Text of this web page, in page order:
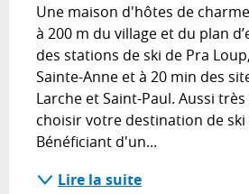
Une maison d'hôtes de
à 200 m du village et du plan
des stations de ski de Pra
Sainte-Anne et à 20 min des
Larche et Saint-Paul. Aussi
choisir votre destination de
Bénéficiant d'un...
Lire la suite